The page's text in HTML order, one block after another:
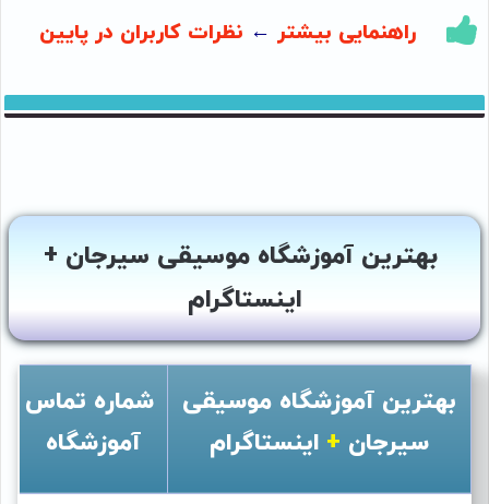
راهنمایی بیشتر ← نظرات کاربران در پایین
بهترین آموزشگاه موسیقی سیرجان +
اینستاگرام
بهترین آموزشگاه موسیقی
سیرجان + اینستاگرام
شماره تماس
آموزشگاه